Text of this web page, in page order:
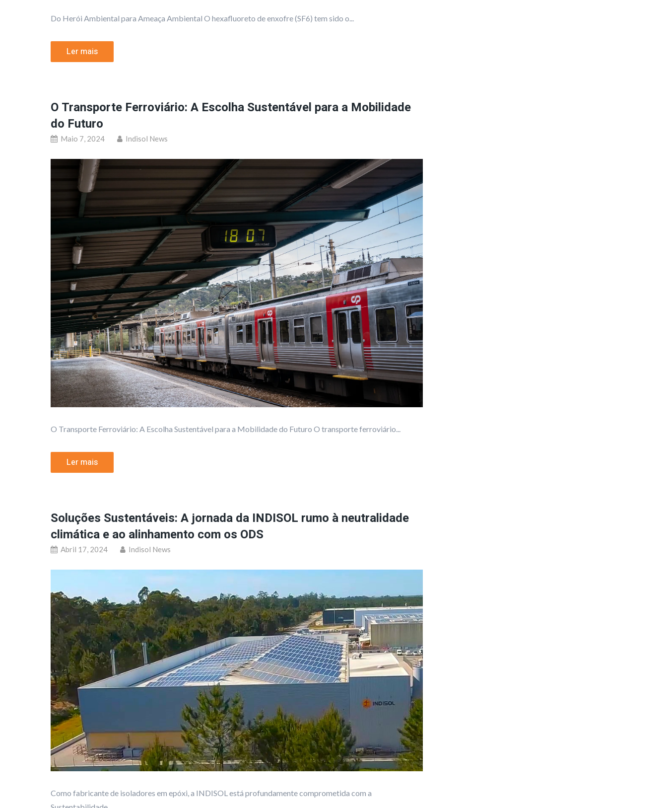
Do Herói Ambiental para Ameaça Ambiental O hexafluoreto de enxofre (SF6) tem sido o...
Ler mais
O Transporte Ferroviário: A Escolha Sustentável para a Mobilidade
do Futuro
Maio 7, 2024 Indisol News
O Transporte Ferroviário: A Escolha Sustentável para a Mobilidade do Futuro O transporte ferroviário...
Ler mais
Soluções Sustentáveis: A jornada da INDISOL rumo à neutralidade
climática e ao alinhamento com os ODS
Abril 17, 2024 Indisol News
Como fabricante de isoladores em epóxi, a INDISOL está profundamente comprometida com a